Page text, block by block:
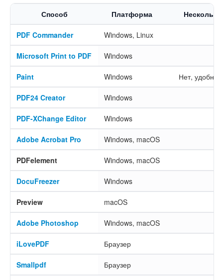
Способ Платформа
PDF Commander Windows, Linux
Microsoft Print to PDF Windows
Paint Windows Нет, удобно
PDF24 Creator Windows
PDF-XChange Editor Windows
Adobe Acrobat Pro Windows, macOS
PDFelement Windows, macOS
DocuFreezer Windows
Preview macOS
Adobe Photoshop Windows, macOS
iLovePDF Браузер
Smallpdf Браузер